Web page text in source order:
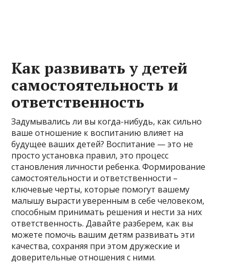
Как развивать у детей
самостоятельность и
ответственность
Задумывались ли вы когда-нибудь, как сильно
ваше отношение к воспитанию влияет на
будущее ваших детей? Воспитание — это не
просто установка правил, это процесс
становления личности ребенка. Формирование
самостоятельности и ответственности –
ключевые черты, которые помогут вашему
малышу вырасти уверенным в себе человеком,
способным принимать решения и нести за них
ответственность. Давайте разберем, как вы
можете помочь вашим детям развивать эти
качества, сохраняя при этом дружеские и
доверительные отношения с ними.